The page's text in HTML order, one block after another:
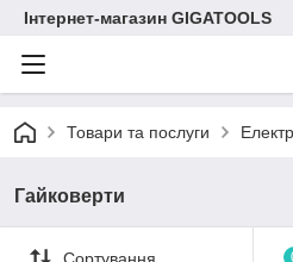
Інтернет-магазин GIGATOOLS
Товари та послуги
Гайковерти
Сортування